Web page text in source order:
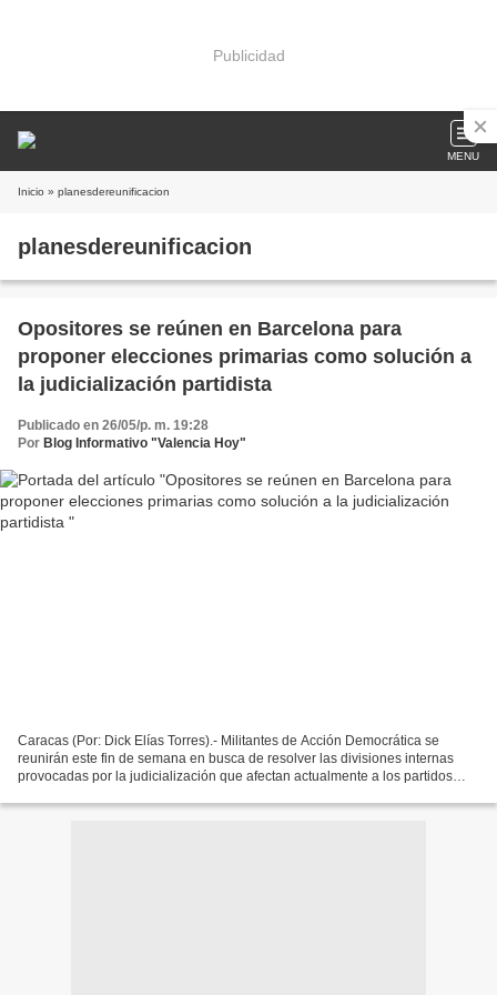
Publicidad
MENU
Inicio » planesdereunificacion
planesdereunificacion
Opositores se reúnen en Barcelona para
proponer elecciones primarias como solución a
la judicialización partidista
Publicado en 26/05/p. m. 19:28
Por Blog Informativo "Valencia Hoy"
Caracas (Por: Dick Elías Torres).- Militantes de Acción Democrática se
reunirán este fin de semana en busca de resolver las divisiones internas
provocadas por la judicialización que afectan actualmente a los partidos